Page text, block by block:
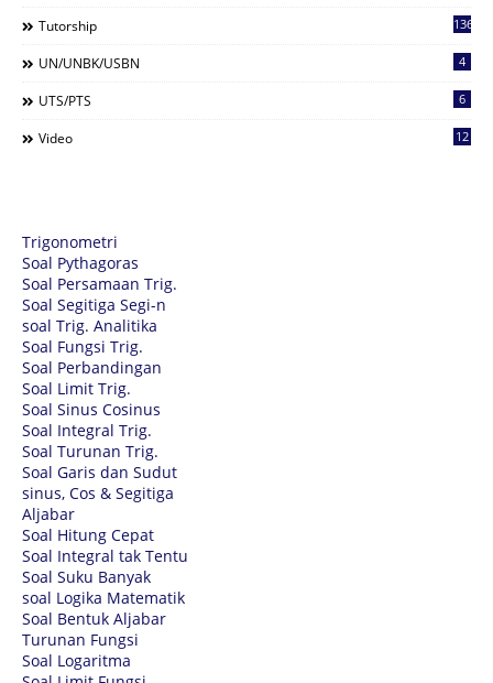
Tutorship 136
UN/UNBK/USBN 4
UTS/PTS 6
Video 12
Trigonometri
Soal Pythagoras
Soal Persamaan Trig.
Soal Segitiga Segi-n
soal Trig. Analitika
Soal Fungsi Trig.
Soal Perbandingan
Soal Limit Trig.
Soal Sinus Cosinus
Soal Integral Trig.
Soal Turunan Trig.
Soal Garis dan Sudut
sinus, Cos & Segitiga
Aljabar
Soal Hitung Cepat
Soal Integral tak Tentu
Soal Suku Banyak
soal Logika Matematik
Soal Bentuk Aljabar
Turunan Fungsi
Soal Logaritma